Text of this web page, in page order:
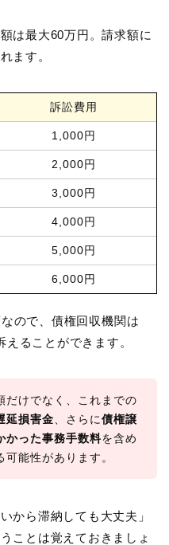
は最大60万円。請求額に
ます。
訴訟費用
1,000円
2,000円
3,000円
4,000円
5,000円
6,000円
ので、債権回収機関は
ることができます。
だけでなく、これまでの
延損害金 、さらに債権譲
かった事務手数料を含め
能性があります。
から滞納しても大丈夫」
ことは覚えておきましょ